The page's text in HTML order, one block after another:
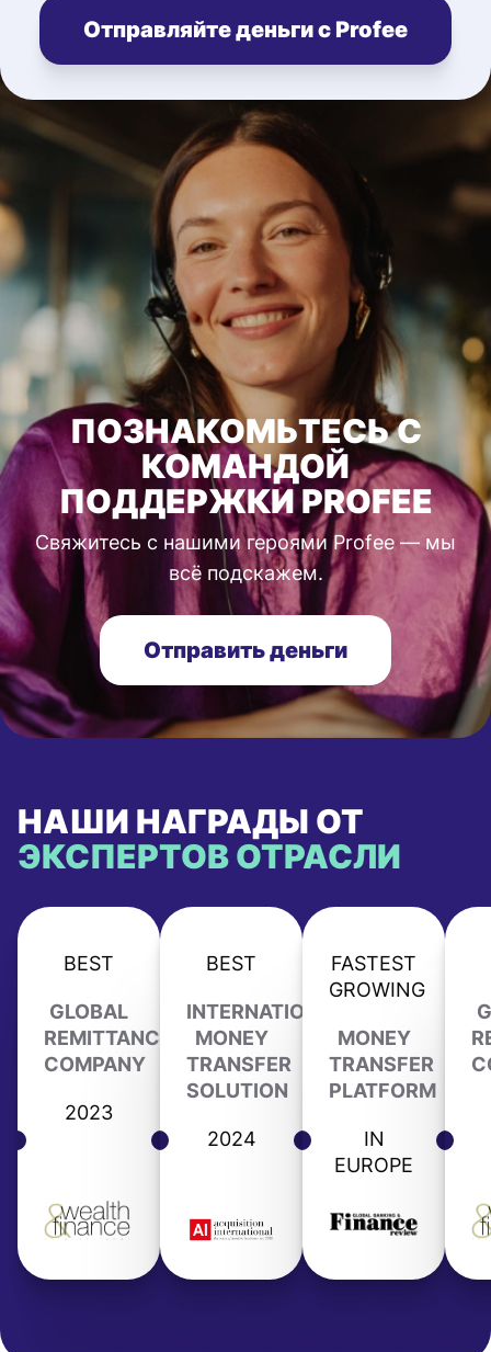
Отправляйте деньги с Profee
ПОЗНАКОМЬТЕСЬ С
КОМАНДОЙ
ПОДДЕРЖКИ PROFEE
Свяжитесь с нашими героями Profee — мы
всё подскажем.
Отправить деньги
НАШИ НАГРАДЫ ОТ
ЭКСПЕРТОВ ОТРАСЛИ
BEST
GLOBAL
REMITTANCE
COMPANY
2023
BEST
INTERNATIONAL
MONEY
TRANSFER
SOLUTION
2024
FASTEST
GROWING
MONEY
TRANSFER
PLATFORM
IN
EUROPE